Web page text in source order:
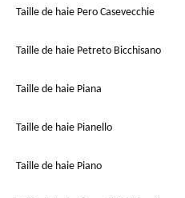
Taille de haie Pero Casevecchie
Taille de haie Petreto Bicchisano
Taille de haie Piana
Taille de haie Pianello
Taille de haie Piano